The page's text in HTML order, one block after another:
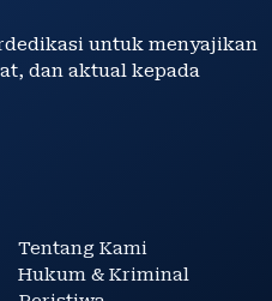
untuk menyajikan
dan aktual kepada
Tentang Kami
Hukum & Kriminal